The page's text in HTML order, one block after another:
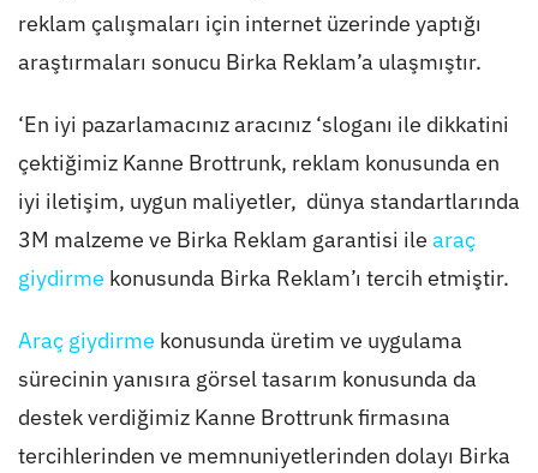
reklam çalışmaları için internet üzerinde yaptığı
araştırmaları sonucu Birka Reklam’a ulaşmıştır.
‘En iyi pazarlamacınız aracınız ‘sloganı ile dikkatini
çektiğimiz Kanne Brottrunk, reklam konusunda en
iyi iletişim, uygun maliyetler, dünya standartlarında
3M malzeme ve Birka Reklam garantisi ile araç
giydirme konusunda Birka Reklam’ı tercih etmiştir.
Araç giydirme konusunda üretim ve uygulama
sürecinin yanısıra görsel tasarım konusunda da
destek verdiğimiz Kanne Brottrunk firmasına
tercihlerinden ve memnuniyetlerinden dolayı Birka